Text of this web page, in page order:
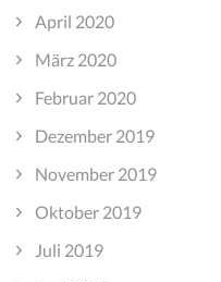
April 2020
März 2020
Februar 2020
Dezember 2019
November 2019
Oktober 2019
Juli 2019